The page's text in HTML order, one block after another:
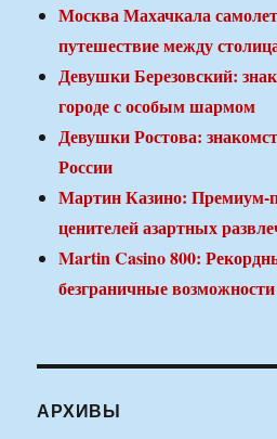
Москва Махачкала
путешествие между
Девушки Березовский:
городе с особым шармом
Девушки Ростова:
России
Мартин Казино: Премиум-
ценителей азартных
Martin Casino 800:
безграничные
АРХИВЫ